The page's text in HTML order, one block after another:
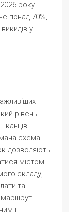
року
понад 70%,
у
рівень
схема
дозволяють
містом.
складу,
та
маршрут
і